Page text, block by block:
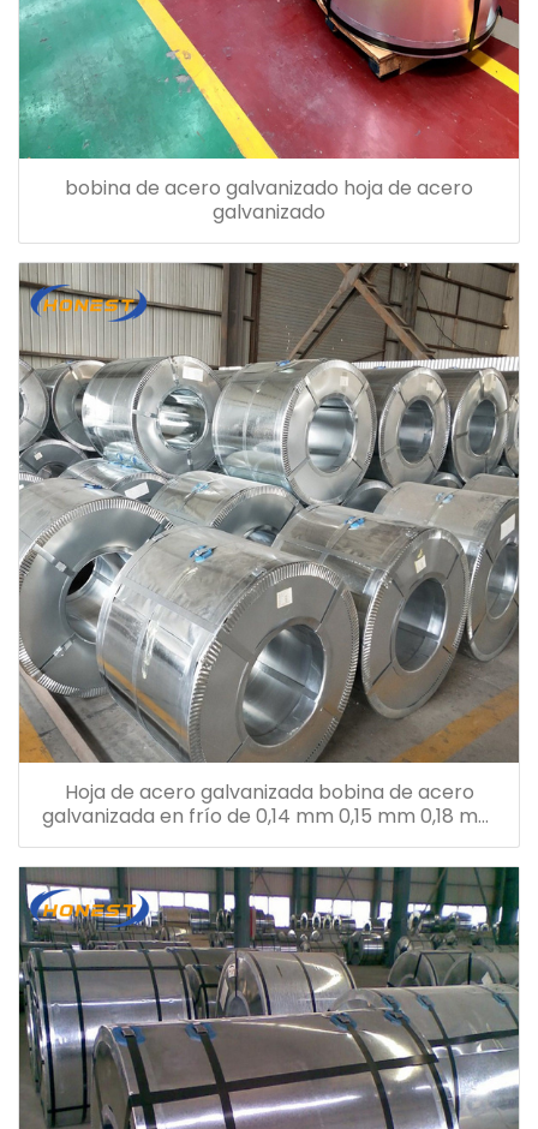
bobina de acero galvanizado hoja de acero
galvanizado
Hoja de acero galvanizada bobina de acero
galvanizada en frío de 0,14 mm 0,15 mm 0,18 mm
0,26 mm